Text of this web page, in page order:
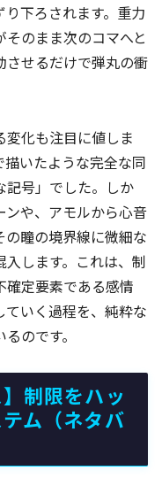
下ろされます。重力
のまま次のコマへと
させるだけで弾丸の衝
変化も注目に値しま
いたような完全な同
記号」でした。しか
ンや、アモルから心音
瞳の境界線に微細な
入します。これは、制
定要素である感情
ていく過程を、純粋な
のです。
制限をハッ
ム（ネタバ